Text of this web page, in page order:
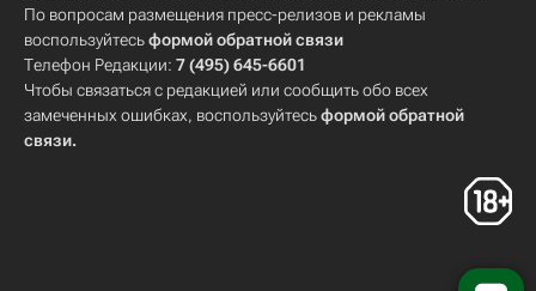
По вопросам размещения пресс-релизов и рекламы
воспользуйтесьформой обратной связи
Телефон Редакции: 7 (495) 645-6601
Чтобы связаться с редакцией или сообщить обо всех
замеченных ошибках, воспользуйтесьформой обратной
связи.